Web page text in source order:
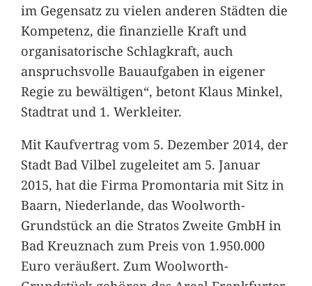
im Gegensatz zu vielen anderen Städten die
Kompetenz, die finanzielle Kraft und
organisatorische Schlagkraft, auch
anspruchsvolle Bauaufgaben in eigener
Regie zu bewältigen“, betont Klaus Minkel,
Stadtrat und 1. Werkleiter.
Mit Kaufvertrag vom 5. Dezember 2014, der
Stadt Bad Vilbel zugeleitet am 5. Januar
2015, hat die Firma Promontaria mit Sitz in
Baarn, Niederlande, das Woolworth-
Grundstück an die Stratos Zweite GmbH in
Bad Kreuznach zum Preis von 1.950.000
Euro veräußert. Zum Woolworth-